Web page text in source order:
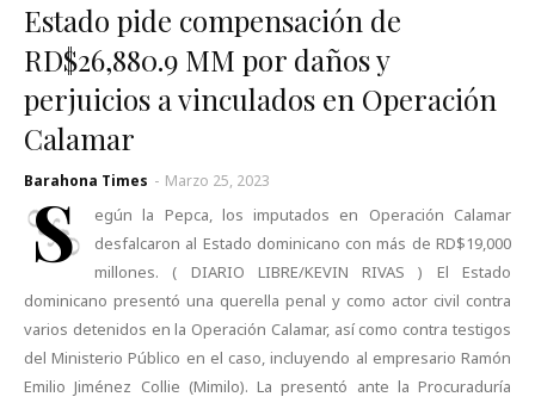
Estado pide compensación de
RD$26,880.9 MM por daños y
perjuicios a vinculados en Operación
Calamar
Barahona Times - Marzo 25, 2023
S
egún la Pepca, los imputados en Operación Calamar
desfalcaron al Estado dominicano con más de RD$19,000
millones. ( DIARIO LIBRE/KEVIN RIVAS ) El Estado
dominicano presentó una querella penal y como actor civil contra
varios detenidos en la Operación Calamar, así como contra testigos
del Ministerio Público en el caso, incluyendo al empresario Ramón
Emilio Jiménez Collie (Mimilo). La presentó ante la Procuraduría